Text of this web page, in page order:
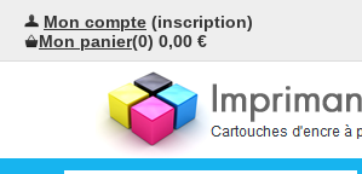
Mon compte (inscription)
Mon panier(0) 0,00 €